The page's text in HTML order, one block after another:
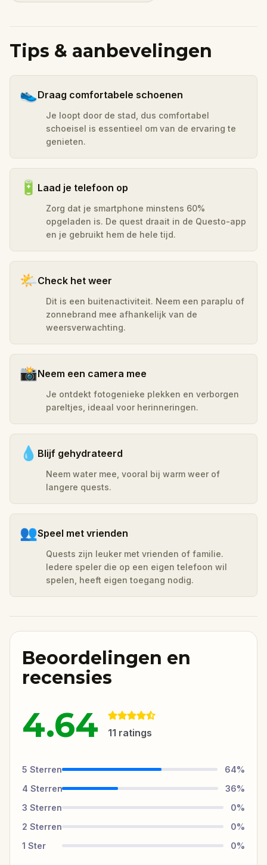
Tips & aanbevelingen
👟Draag comfortabele schoenen
Je loopt door de stad, dus comfortabel
schoeisel is essentieel om van de ervaring te
genieten.
🔋 Laad je telefoon op
Zorg dat je smartphone minstens 60%
opgeladen is. De quest draait in de Questo-app
en je gebruikt hem de hele tijd.
🌤️Check het weer
Dit is een buitenactiviteit. Neem een paraplu of
zonnebrand mee afhankelijk van de
weersverwachting.
📸Neem een camera mee
Je ontdekt fotogenieke plekken en verborgen
pareltjes, ideaal voor herinneringen.
💧 Blijf gehydrateerd
Neem water mee, vooral bij warm weer of
langere quests.
👥Speel met vrienden
Quests zijn leuker met vrienden of familie.
Iedere speler die op een eigen telefoon wil
spelen, heeft eigen toegang nodig.
Beoordelingen en
recensies
4.64 11 ratings
5 Sterren 64%
4 Sterren 36%
3 Sterren 0%
2 Sterren 0%
1 Ster 0%